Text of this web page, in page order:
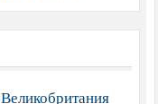
Великобритания